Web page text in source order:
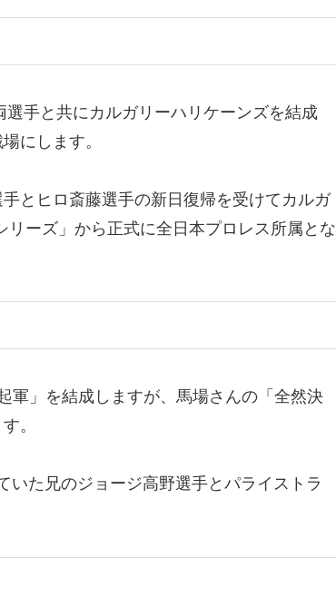
手と共にカルガリーハリケーンズを結成
にします。
とヒロ斎藤選手の新日復帰を受けてカルガ
リーズ」から正式に全日本プロレス所属とな
軍」を結成しますが、馬場さんの「全然決
。
いた兄のジョージ高野選手とパライストラ